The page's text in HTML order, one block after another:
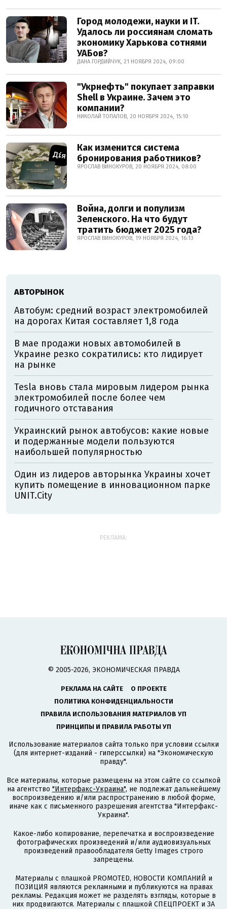
Город молодежи, науки и IT.
Удалось ли россиянам сломать
экономику Харькова сотнями
УАБов?
ДАНА ГОРДИЙЧУК, 21 НОЯБРЯ 2024, 09:00
"Укрнефть" покупает заправки
Shell в Украине. Зачем это
компании?
НИКОЛАЙ ТОПАЛОВ, 20 НОЯБРЯ 2024, 15:10
Как изменится система
бронирования работников?
ЯРОСЛАВ ВИНОКУРОВ, 20 НОЯБРЯ 2024, 08:00
Война, долги и популизм
Зеленского. На что будут
тратить бюджет 2025 года?
ЯРОСЛАВ ВИНОКУРОВ, 19 НОЯБРЯ 2024, 16:13
АВТОРЫНОК
Автобум: средний возраст электромобилей
на дорогах Китая составляет 1,8 года
В мае продажи новых автомобилей в
Украине резко сократились: кто лидирует
на рынке
Tesla вновь стала мировым лидером рынка
электромобилей после более чем
годичного отставания
Украинский рынок автобусов: какие новые
и подержанные модели пользуются
наибольшей популярностью
Один из лидеров авторынка Украины хочет
купить помещение в инновационном парке
UNIT.City
РЕКЛАМА:
© 2005-2026, ЭКОНОМИЧЕСКАЯ ПРАВДА
РЕКЛАМА НА САЙТЕ
О ПРОЕКТЕ
ПОЛИТИКА КОНФИДЕНЦИАЛЬНОСТИ
ПРАВИЛА ИСПОЛЬЗОВАНИЯ МАТЕРИАЛОВ УП
ПРИНЦИПЫ И ПРАВИЛА РАБОТЫ УП
Использование материалов сайта только при условии ссылки
(для интернет-изданий - гиперссылки) на "Экономическую
правду".
Все материалы, которые размещены на этом сайте со ссылкой
на агентство "Интерфакс-Украина", не подлежат дальнейшему
воспроизведению и/или распространению в любой форме,
иначе как с письменного разрешения агентства "Интерфакс-
Украина".
Какое-либо копирование, перепечатка и воспроизведение
фотографических произведений и/или аудиовизуальных
произведений правообладателя Getty Images строго
запрещены.
Материалы с плашкой PROMOTED, НОВОСТИ КОМПАНИЙ и
ПОЗИЦИЯ являются рекламными и публикуются на правах
рекламы. Редакция может не разделять взгляды, которые в
них продвигаются. Материалы с плашкой СПЕЦПРОЕКТ и ЗА